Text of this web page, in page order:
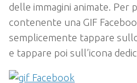
delle immagini animate. Per
contenente una GIF
semplicemente tappare
e tappare poi sull’icona